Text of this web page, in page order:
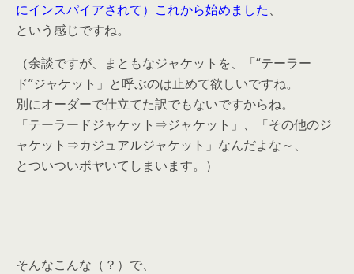
にインスパイアされて）これから始めました、
という感じですね。
（余談ですが、まともなジャケットを、「“テーラー
ド”ジャケット」と呼ぶのは止めて欲しいですね。
別にオーダーで仕立てた訳でもないですからね。
「テーラードジャケット⇒ジャケット」、「その他のジ
ャケット⇒カジュアルジャケット」なんだよな～、
とついついボヤいてしまいます。）
そんなこんな（？）で、